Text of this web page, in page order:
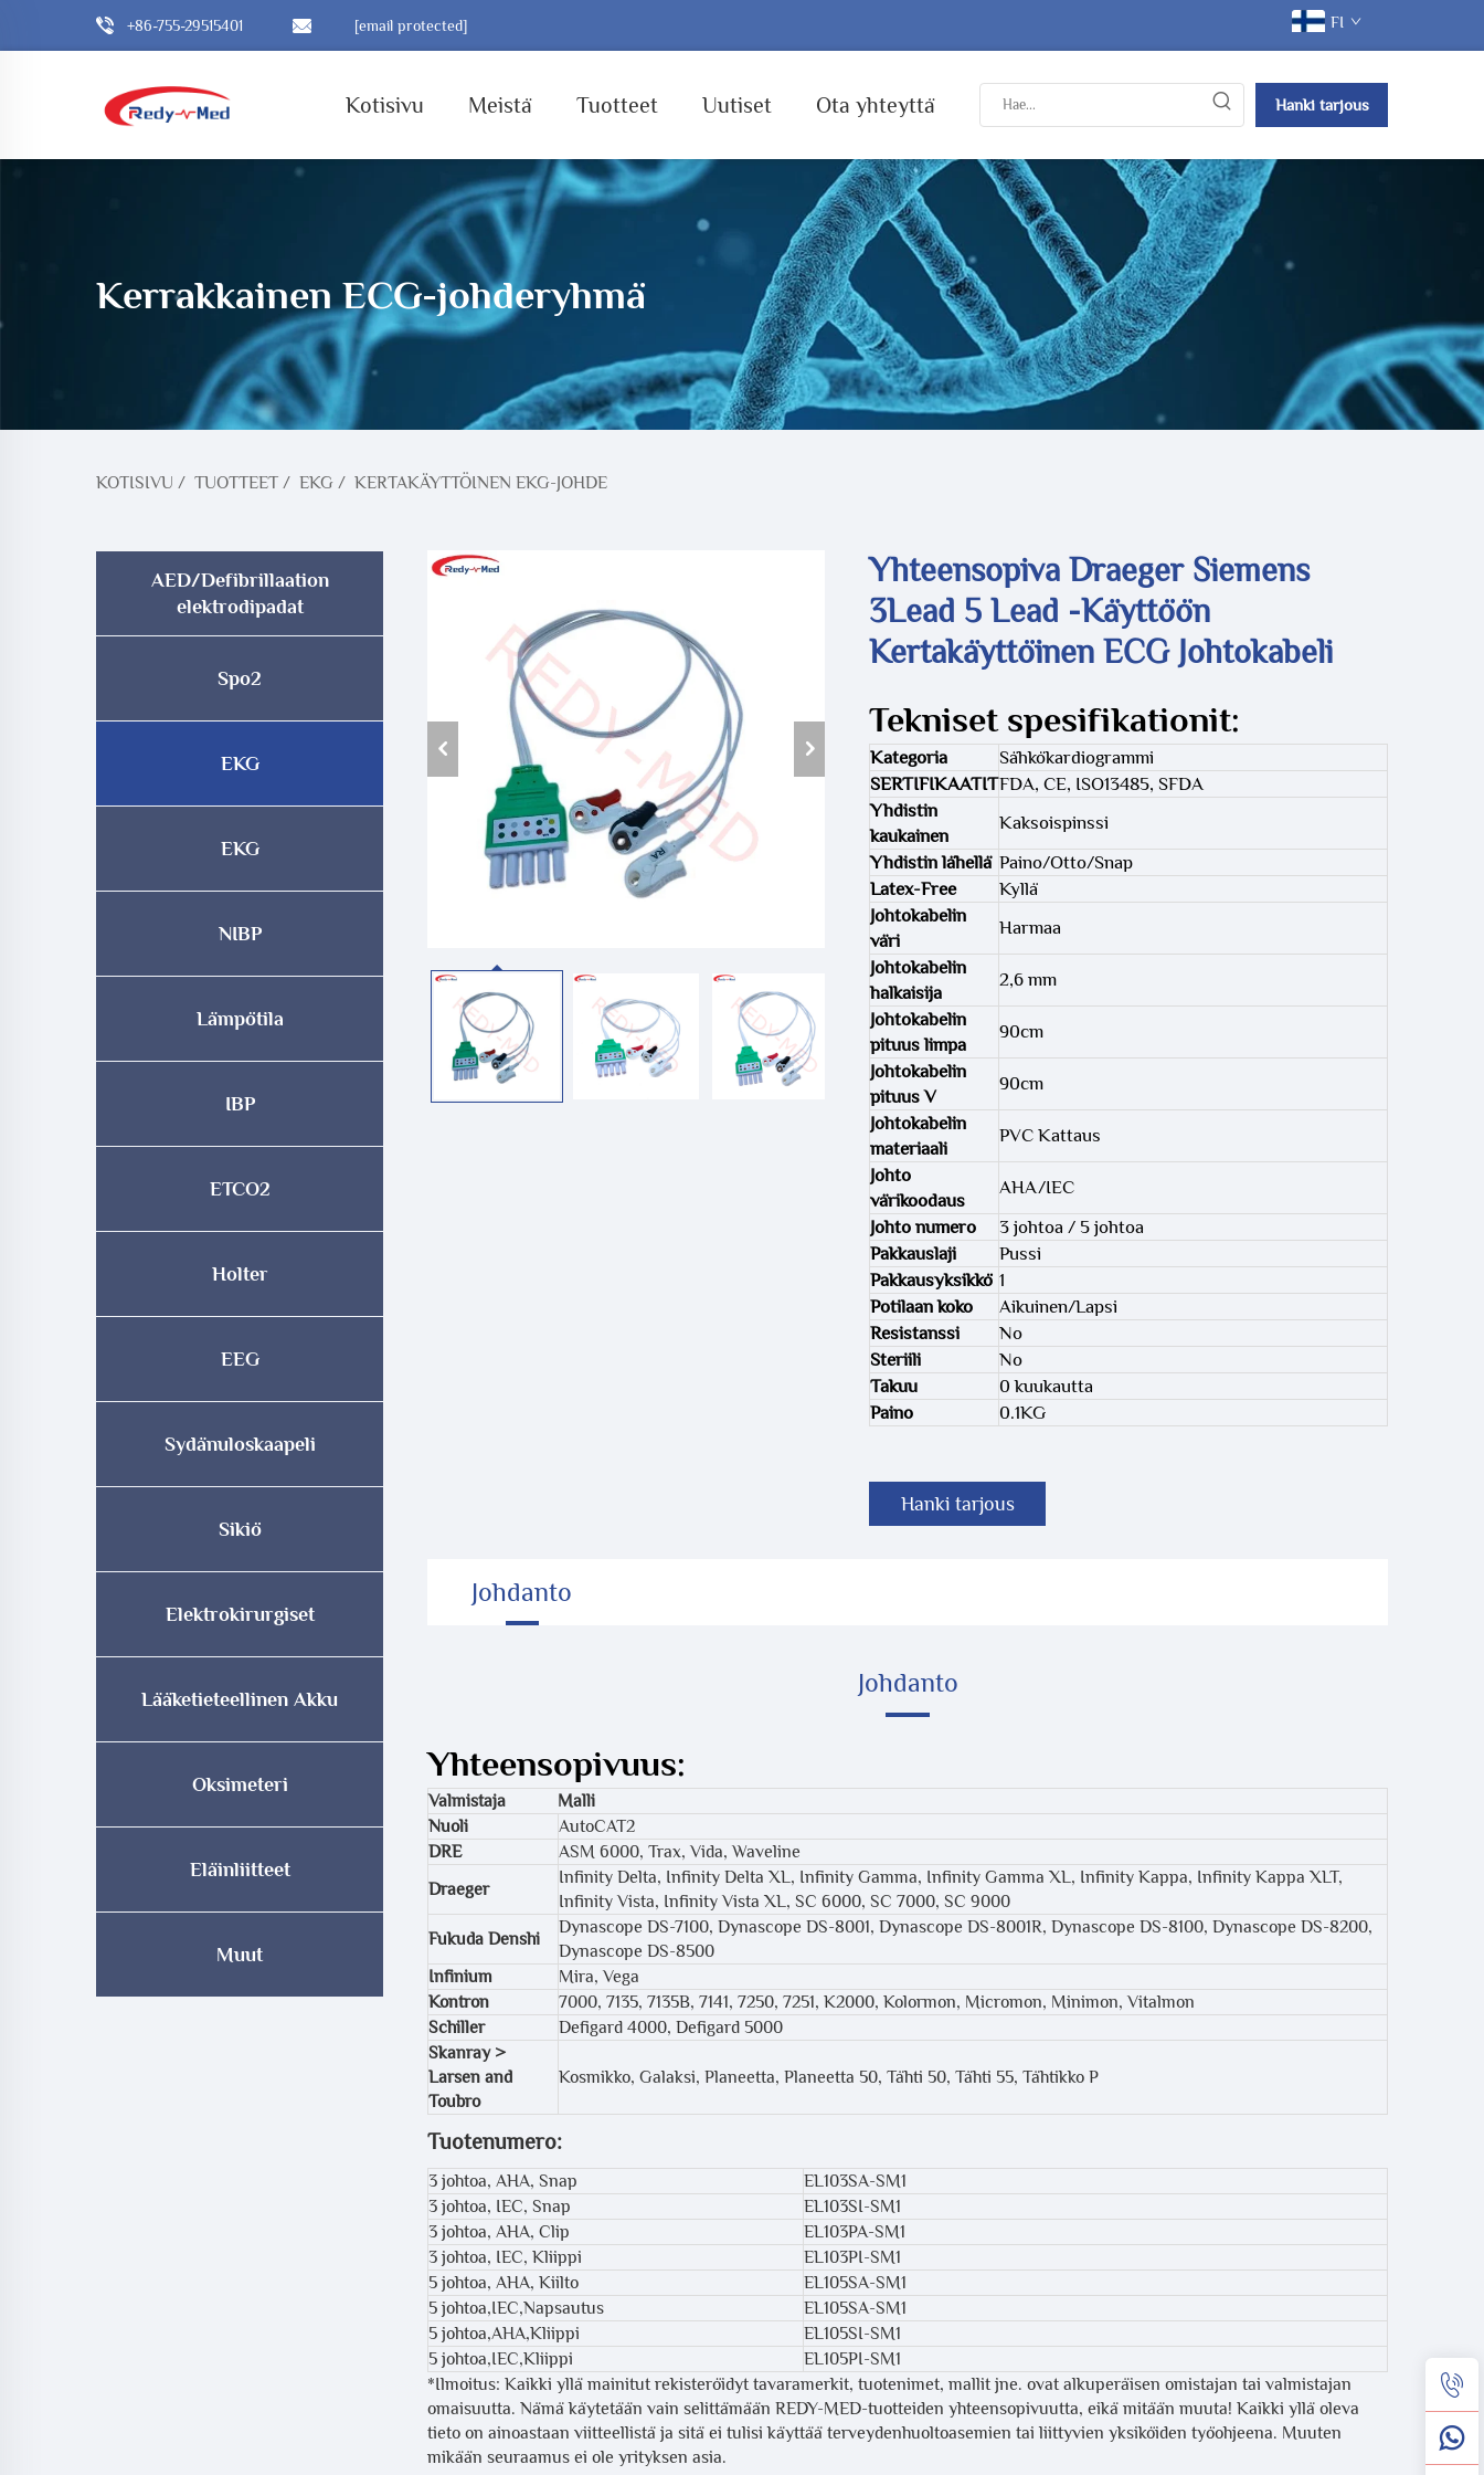
+86-755-29515401 [email protected] FI
Kotisivu Meistä Tuotteet Uutiset Ota yhteyttä Hanki tarjous
Kerrakkainen ECG-johderyhmä
KOTISIVU / TUOTTEET / EKG / KERTAKÄYTTÖINEN EKG-JOHDE
AED/Defibrillaation
elektrodipadat
Spo2
EKG
EKG
NIBP
Lämpötila
IBP
ETCO2
Holter
EEG
Sydänuloskaapeli
Sikiö
Elektrokirurgiset
Lääketieteellinen Akku
Oksimeteri
Eläinliitteet
Muut
Yhteensopiva Draeger Siemens
3Lead 5 Lead -käyttöön
Kertakäyttöinen ECG Johtokabeli
Tekniset spesifikationit:
Kategoria
Sähkökardiogrammi
SERTIFIKAATITFDA, CE, ISO13485, SFDA
Yhdistin
kaukainen
Kaksoispinssi
Yhdistin lähellä Paino/Otto/Snap
Latex-Free
Kyllä
Johtokabelin
väri
Harmaa
Johtokabelin
halkaisija
2,6 mm
Johtokabelin
pituus limpa
90cm
Johtokabelin
pituus V
90cm
Johtokabelin
materiaali
PVC Kattaus
Johto
värikoodaus
AHA/IEC
Johto numero
3 johtoa / 5 johtoa
Pakkauslaji
Pussi
Pakkausyksikkö 1
Potilaan koko
Aikuinen/Lapsi
Resistanssi
No
Steriili
No
Takuu
0 kuukautta
Paino
0.1KG
Hanki tarjous
Johdanto
Johdanto
Yhteensopivuus:
Valmistaja
Malli
Nuoli
AutoCAT2
DRE
ASM 6000, Trax, Vida, Waveline
Draeger
Infinity Delta, Infinity Delta XL, Infinity Gamma, Infinity Gamma XL, Infinity Kappa, Infinity Kappa XLT,
Infinity Vista, Infinity Vista XL, SC 6000, SC 7000, SC 9000
Fukuda Denshi
Dynascope DS-7100, Dynascope DS-8001, Dynascope DS-8001R, Dynascope DS-8100, Dynascope DS-8200,
Dynascope DS-8500
Infinium
Mira, Vega
Kontron
7000, 7135, 7135B, 7141, 7250, 7251, K2000, Kolormon, Micromon, Minimon, Vitalmon
Schiller
Defigard 4000, Defigard 5000
Skanray >
Larsen and
Toubro
Kosmikko, Galaksi, Planeetta, Planeetta 50, Tähti 50, Tähti 55, Tähtikko P
Tuotenumero:
3 johtoa, AHA, Snap
EL103SA-SM1
3 johtoa, IEC, Snap
EL103SI-SM1
3 johtoa, AHA, Clip
EL103PA-SM1
3 johtoa, IEC, Kliippi
EL103PI-SM1
5 johtoa, AHA, Kiilto
EL105SA-SM1
5 johtoa,IEC,Napsautus
EL105SA-SM1
5 johtoa,AHA,Kliippi
EL105SI-SM1
5 johtoa,IEC,Kliippi
EL105PI-SM1
*Ilmoitus: Kaikki yllä mainitut rekisteröidyt tavaramerkit, tuotenimet, mallit jne. ovat alkuperäisen omistajan tai valmistajan
omaisuutta. Nämä käytetään vain selittämään REDY-MED-tuotteiden yhteensopivuutta, eikä mitään muuta! Kaikki yllä oleva
tieto on ainoastaan viitteellistä ja sitä ei tulisi käyttää terveydenhuoltoasemien tai liittyvien yksiköiden työohjeena. Muuten
mikään seuraamus ei ole yrityksen asia.